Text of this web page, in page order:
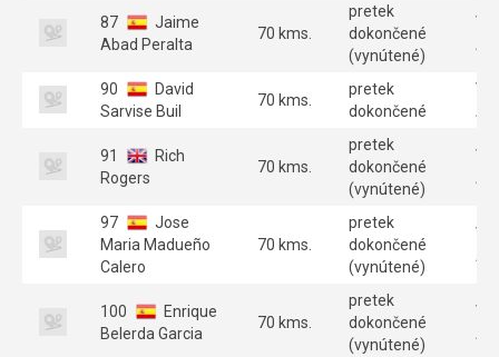
87
Jaime
Abad Peralta
70 kms.
pretek
dokončené
(vynútené)
A
90
David
Sarvise Buil
70 kms.
pretek
dokončené
A
91
Rich
Rogers
70 kms.
pretek
dokončené
(vynútené)
A
97
Jose
Maria Madueño
Calero
70 kms.
pretek
dokončené
(vynútené)
A
100
Enrique
Belerda Garcia
70 kms.
pretek
dokončené
(vynútené)
A